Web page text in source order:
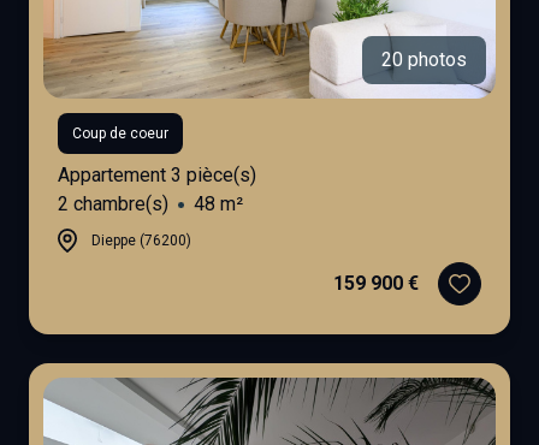
20 photos
Coup de coeur
Appartement 3 pièce(s)
2 chambre(s)
48 m²
Dieppe (76200)
159 900 €